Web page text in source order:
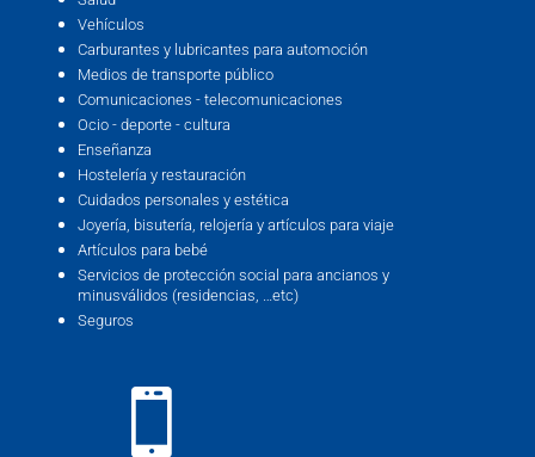
Vehículos
Carburantes y lubricantes para automoción
Medios de transporte público
Comunicaciones - telecomunicaciones
Ocio - deporte - cultura
Enseñanza
Hostelería y restauración
Cuidados personales y estética
Joyería, bisutería, relojería y artículos para viaje
Artículos para bebé
Servicios de protección social para ancianos y
minusválidos (residencias, …etc)
Seguros